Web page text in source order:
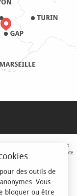
le Massif Alpin avec le fond
Régional Provence-Alpes-Côte
- FNADT - CIMA
des outils de
Vous
bloquer ou être